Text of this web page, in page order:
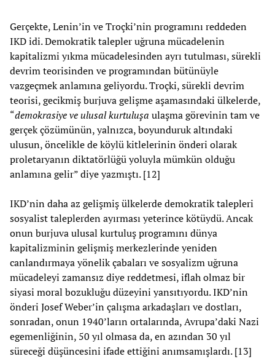
Gerçekte, Lenin’in ve Troçki’nin programını reddeden
IKD idi. Demokratik talepler uğruna mücadelenin
kapitalizmi yıkma mücadelesinden ayrı tutulması, sürekli
devrim teorisinden ve programından bütünüyle
vazgeçmek anlamına geliyordu. Troçki, sürekli devrim
teorisi, gecikmiş burjuva gelişme aşamasındaki ülkelerde,
“demokrasiye ve ulusal kurtuluşa ulaşma görevinin tam ve
gerçek çözümünün, yalnızca, boyunduruk altındaki
ulusun, öncelikle de köylü kitlelerinin önderi olarak
proletaryanın diktatörlüğü yoluyla mümkün olduğu
anlamına gelir” diye yazmıştı. [12]
IKD’nin daha az gelişmiş ülkelerde demokratik talepleri
sosyalist taleplerden ayırması yeterince kötüydü. Ancak
onun burjuva ulusal kurtuluş programını dünya
kapitalizminin gelişmiş merkezlerinde yeniden
canlandırmaya yönelik çabaları ve sosyalizm uğruna
mücadeleyi zamansız diye reddetmesi, iflah olmaz bir
siyasi moral bozukluğu düzeyini yansıtıyordu. IKD’nin
önderi Josef Weber’in çalışma arkadaşları ve dostları,
sonradan, onun 1940’ların ortalarında, Avrupa’daki Nazi
egemenliğinin, 50 yıl olmasa da, en azından 30 yıl
süreceği düşüncesini ifade ettiğini anımsamışlardı. [13]